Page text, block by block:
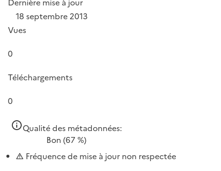
18 septembre 2013
Vues
0
Téléchargements
0
Qualité des métadonnées:
Bon (67 %)
Fréquence de mise à jour non respectée